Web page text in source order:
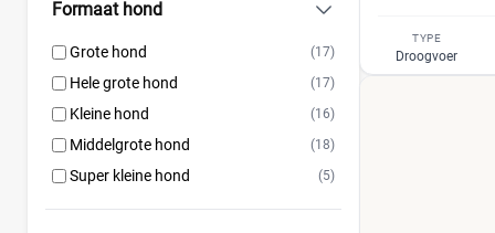
Formaat hond
Grote hond (17)
Hele grote hond (17)
Kleine hond (16)
Middelgrote hond (18)
Super kleine hond (5)
TYPE
Droogvoer